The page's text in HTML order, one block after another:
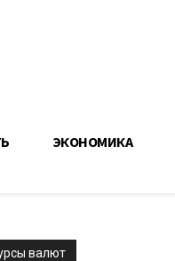
ЭКОНОМИКА
валют